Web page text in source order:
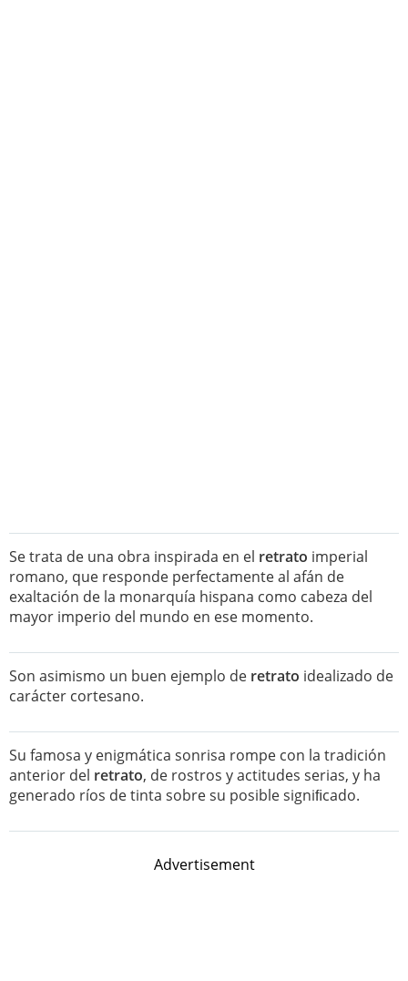
Se trata de una obra inspirada en el retrato imperial
romano, que responde perfectamente al afán de
exaltación de la monarquía hispana como cabeza del
mayor imperio del mundo en ese momento.
Son asimismo un buen ejemplo de retrato idealizado de
carácter cortesano.
Su famosa y enigmática sonrisa rompe con la tradición
anterior del retrato, de rostros y actitudes serias, y ha
generado ríos de tinta sobre su posible signiﬁcado.
Advertisement